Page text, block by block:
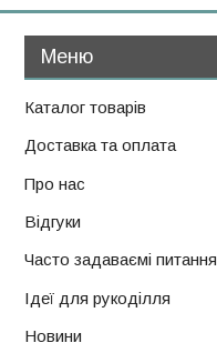
Каталог товарів
Доставка та оплата
Про нас
Відгуки
Часто задаваємі питання
Ідеї для рукоділля
Новини